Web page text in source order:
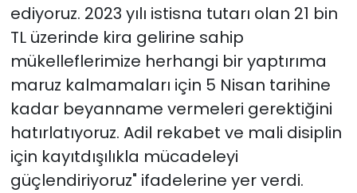
ediyoruz. 2023 yılı istisna tutarı olan 21 bin
TL üzerinde kira gelirine sahip
mükelleflerimize herhangi bir yaptırıma
maruz kalmamaları için 5 Nisan tarihine
kadar beyanname vermeleri gerektiğini
hatırlatıyoruz. Adil rekabet ve mali disiplin
için kayıtdışılıkla mücadeleyi
güçlendiriyoruz" ifadelerine yer verdi.